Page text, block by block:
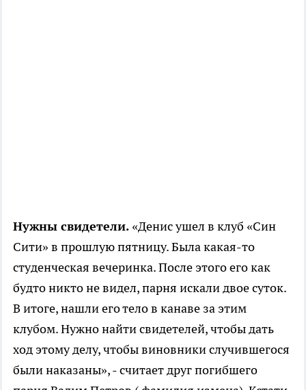
Нужны свидетели. «Денис ушел в клуб «Син
Сити» в прошлую пятницу. Была какая-то
студенческая вечеринка. После этого его как
будто никто не видел, парня искали двое суток.
В итоге, нашли его тело в канаве за этим
клубом. Нужно найти свидетелей, чтобы дать
ход этому делу, чтобы виновники случившегося
были наказаны», - считает друг погибшего